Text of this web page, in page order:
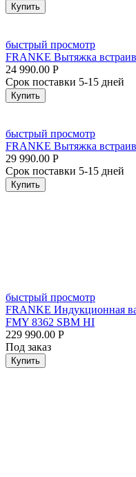
Купить
быстрый просмотр
FRANKE Вытяжка
24 990.00 Р
Срок поставки 5-15 дней
Купить
быстрый просмотр
FRANKE Вытяжка
29 990.00 Р
Срок поставки 5-15 дней
Купить
быстрый просмотр
FRANKE Индукционная
FMY 8362 SBM HI
229 990.00 Р
Под заказ
Купить